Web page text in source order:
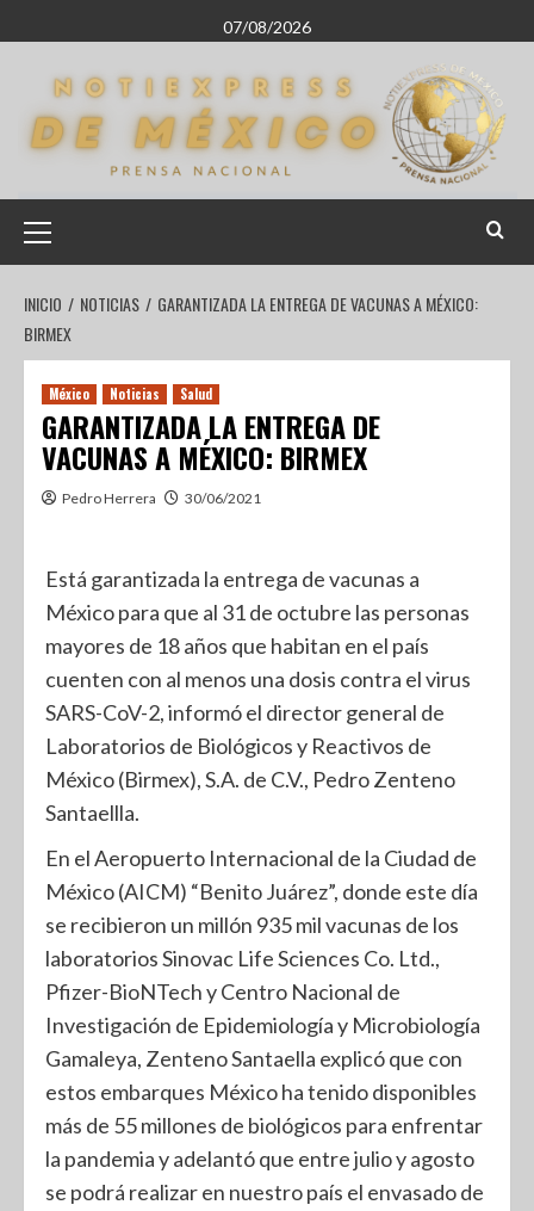
07/08/2026
INICIO NOTICIAS
GARANTIZADA LA ENTREGA DE VACUNAS A MÉXICO:
BIRMEX
México Noticias Salud
GARANTIZADA LA ENTREGA DE
VACUNAS A MÉXICO: BIRMEX
Pedro Herrera 30/06/2021
Está garantizada la entrega de vacunas a
México para que al 31 de octubre las personas
mayores de 18 años que habitan en el país
cuenten con al menos una dosis contra el virus
SARS-CoV-2, informó el director general de
Laboratorios de Biológicos y Reactivos de
México (Birmex), S.A. de C.V., Pedro Zenteno
Santaellla.
En el Aeropuerto Internacional de la Ciudad de
México (AICM) “Benito Juárez”, donde este día
se recibieron un millón 935 mil vacunas de los
laboratorios Sinovac Life Sciences Co. Ltd.,
Pfizer-BioNTech y Centro Nacional de
Investigación de Epidemiología y Microbiología
Gamaleya, Zenteno Santaella explicó que con
estos embarques México ha tenido disponibles
más de 55 millones de biológicos para enfrentar
la pandemia y adelantó que entre julio y agosto
se podrá realizar en nuestro país el envasado de